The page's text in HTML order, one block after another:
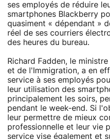
ses employés de réduire
smartphones Blackberry
quasiment « dépendant »
réel de ses courriers
des heures du bureau.
Richard Fadden, le
et de l'Immigration, a en
service à ses employés
leur utilisation des
principalement les soirs,
pendant le week-end. Si
leur permettre de mieux
professionnelle et leur vie
service vise également et